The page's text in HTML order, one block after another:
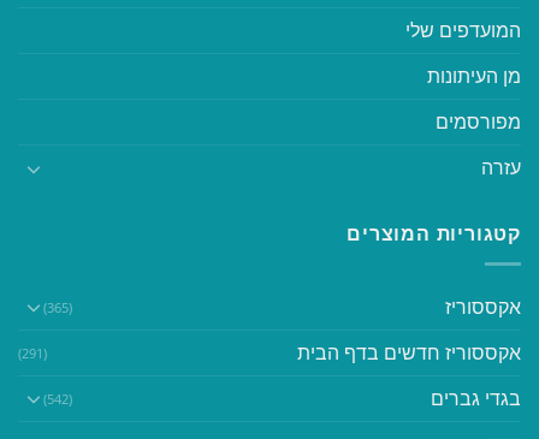
המועדפים שלי
מן העיתונות
מפורסמים
עזרה
קטגוריות המוצרים
אקססוריז (365)
אקססוריז חדשים בדף הבית (291)
בגדי גברים (542)